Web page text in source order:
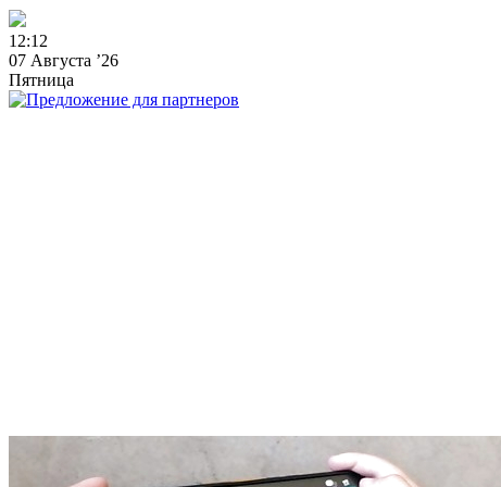
1 2:1 2
07 Августа ’26
Пятница